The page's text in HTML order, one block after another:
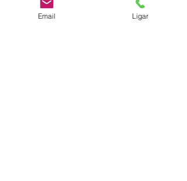
Segunda a Sexta: 08:30 as 18:00
Sábado: 08:30 as 14:00
Email Ligar